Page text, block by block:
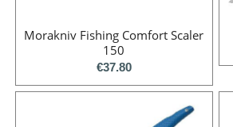
Morakniv Fishing Comfort Scaler
150
€37.80